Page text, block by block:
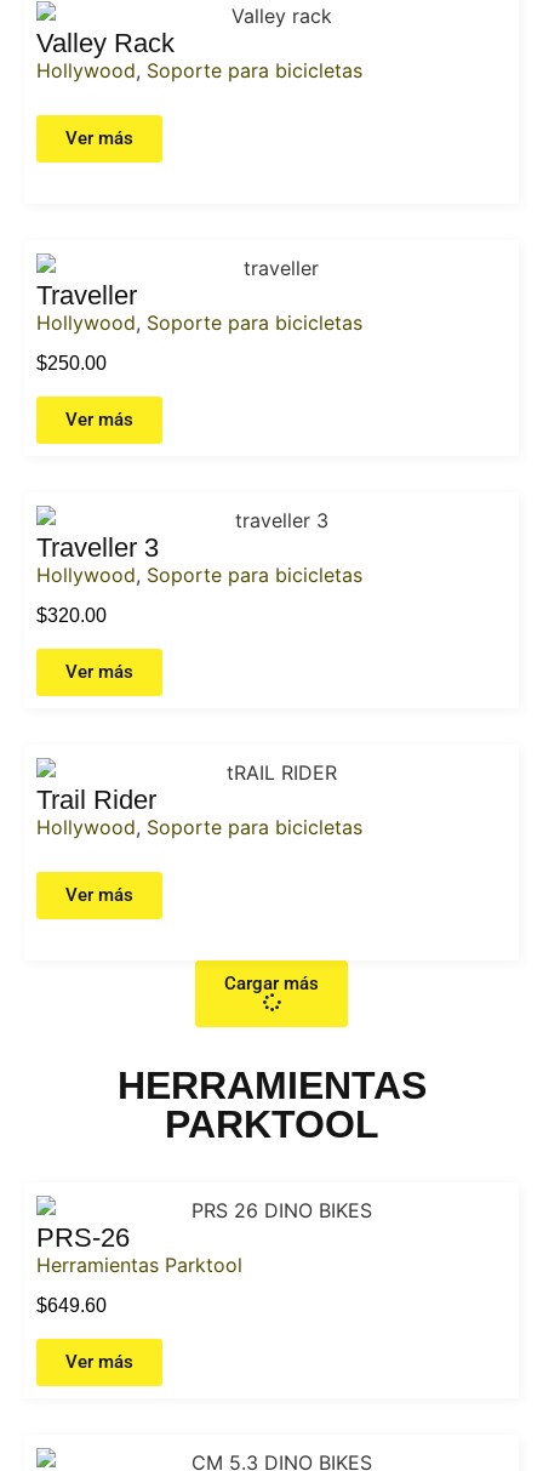
Valley Rack
Hollywood, Soporte para bicicletas
Ver más
Traveller
Hollywood, Soporte para bicicletas
$250.00
Ver más
Traveller 3
Hollywood, Soporte para bicicletas
$320.00
Ver más
Trail Rider
Hollywood, Soporte para bicicletas
Ver más
Cargar más
HERRAMIENTAS
PARKTOOL
PRS-26
Herramientas Parktool
$649.60
Ver más